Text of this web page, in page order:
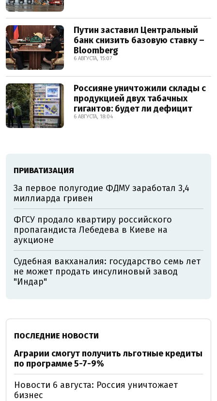
Путин заставил Центральный
банк снизить базовую ставку –
Bloomberg
6 АВГУСТА, 15:07
Россияне уничтожили склады с
продукцией двух табачных
гигантов: будет ли дефицит
6 АВГУСТА, 18:04
ПРИВАТИЗАЦИЯ
За первое полугодие ФДМУ заработал 3,4
миллиарда гривен
ФГСУ продало квартиру российского
пропагандиста Лебедева в Киеве на
аукционе
Судебная вакханалия: государство семь лет
не может продать инсулиновый завод
"Индар"
ПОСЛЕДНИЕ НОВОСТИ
Аграрии смогут получить льготные кредиты
по программе 5-7-9%
Новости 6 августа: Россия уничтожает
бизнес